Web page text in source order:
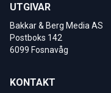
UTGIVAR
Bakkar & Berg Media AS
Postboks 142
6099 Fosnavåg
KONTAKT